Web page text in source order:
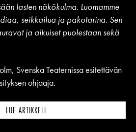
lasten näkökulma. Luomamme
seikkailua ja pakotarina. Sen
ja aikuiset puolestaan sekä
Svenska Teaternissa esitettävän
ohjaaja.
LUE ARTIKKELI